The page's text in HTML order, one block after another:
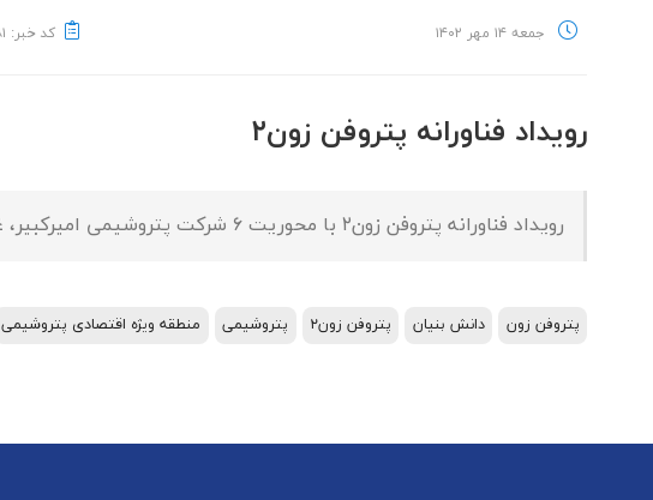
جمعه ۱۴ مهر ۱۴۰۲ کد خبر: ۱۰۷۸۱
رویداد فناورانه پتروفن زون۲
رویداد فناورانه پتروفن زون۲ با محوریت ۶ شرکت پتروشیمی امیرکبیر، غدیر، فناوران، تخت جمشید، رازی و نوید زرشیمی در منطقه ویژه اقتصادی پتروشیمی اجرا خواهد شد.
پتروفن زون دانش بنیان پتروفن زون۲ پتروشیمی منطقه ویژه اقتصادی پتروشیمی